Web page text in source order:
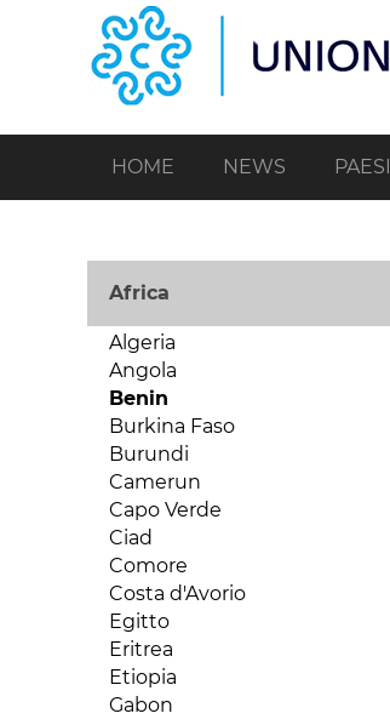
contenuto
principale
HOME NEWS PAESI
Africa
Algeria
Angola
Benin
Burkina Faso
Burundi
Camerun
Capo Verde
Ciad
Comore
Costa d'Avorio
Egitto
Eritrea
Etiopia
Gabon